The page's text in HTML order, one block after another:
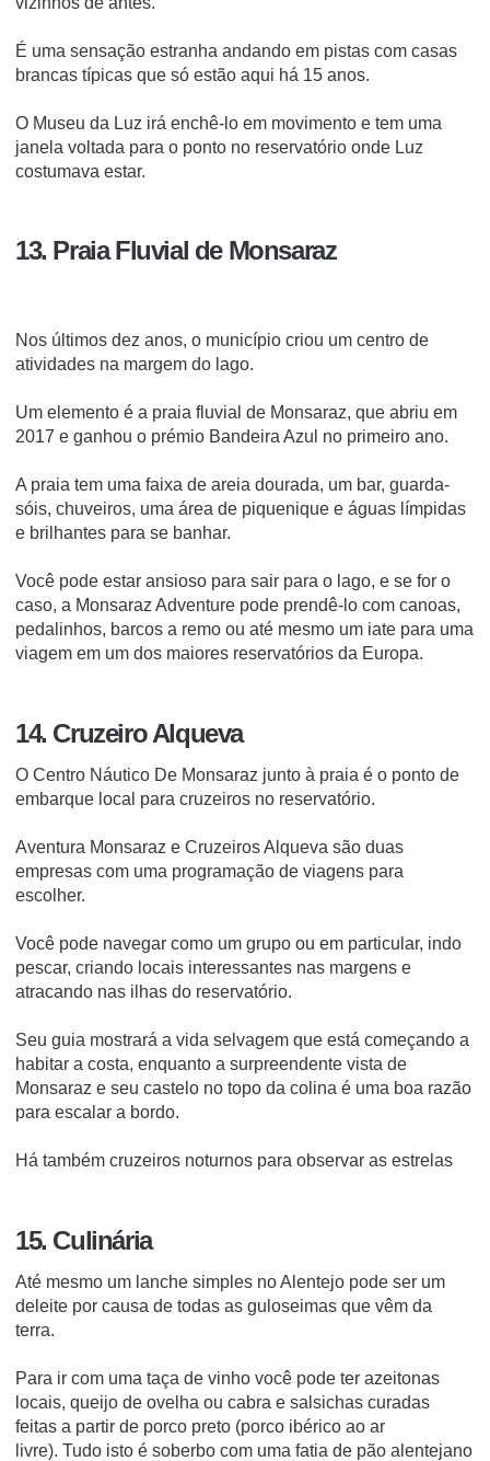
É uma sensação estranha andando em pistas com casas
brancas típicas que só estão aqui há 15 anos.
O Museu da Luz irá enchê-lo em movimento e tem uma
janela voltada para o ponto no reservatório onde Luz
costumava estar.
13. Praia Fluvial de Monsaraz
Nos últimos dez anos, o município criou um centro de
atividades na margem do lago.
Um elemento é a praia fluvial de Monsaraz, que abriu em
2017 e ganhou o prémio Bandeira Azul no primeiro ano.
A praia tem uma faixa de areia dourada, um bar, guarda-
sóis, chuveiros, uma área de piquenique e águas límpidas
e brilhantes para se banhar.
Você pode estar ansioso para sair para o lago, e se for o
caso, a Monsaraz Adventure pode prendê-lo com canoas,
pedalinhos, barcos a remo ou até mesmo um iate para uma
viagem em um dos maiores reservatórios da Europa.
14. Cruzeiro Alqueva
O Centro Náutico De Monsaraz junto à praia é o ponto de
embarque local para cruzeiros no reservatório.
Aventura Monsaraz e Cruzeiros Alqueva são duas
empresas com uma programação de viagens para
escolher.
Você pode navegar como um grupo ou em particular, indo
pescar, criando locais interessantes nas margens e
atracando nas ilhas do reservatório.
Seu guia mostrará a vida selvagem que está começando a
habitar a costa, enquanto a surpreendente vista de
Monsaraz e seu castelo no topo da colina é uma boa razão
para escalar a bordo.
Há também cruzeiros noturnos para observar as estrelas
15. Culinária
Até mesmo um lanche simples no Alentejo pode ser um
deleite por causa de todas as guloseimas que vêm da
terra.
Para ir com uma taça de vinho você pode ter azeitonas
locais, queijo de ovelha ou cabra e salsichas curadas
feitas a partir de porco preto (porco ibérico ao ar
livre). Tudo isto é soberbo com uma fatia de pão alentejano